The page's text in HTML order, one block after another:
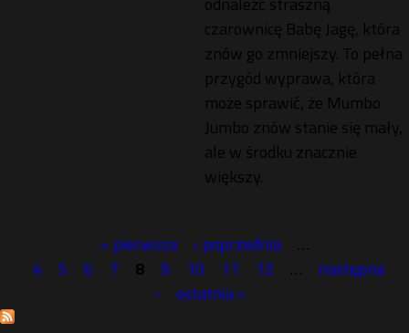
czarownicę Babę Jagę, która
znów go zmniejszy. To pełna
przygód wyprawa, która
może sprawić, że Mumbo
Jumbo znów stanie się mały,
ale w środku znacznie
większy.
t
« pierwsza ‹ poprzednia
…
4
5 6 7 8 9 10 11 12 …
następna
›
ostatnia »